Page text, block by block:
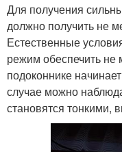
Для получения
должно получить не
Естественные
режим обеспечить не
подоконнике
случае можно
становятся тонкими,